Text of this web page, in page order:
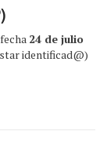
24 de julio
identificad@)